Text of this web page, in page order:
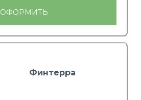
ОФОРМИТЬ
Финтерра